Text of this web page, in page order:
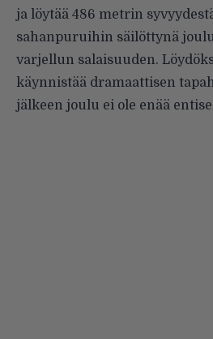
ja löytää 486 metrin
sahanpuruihin säilöttynä
varjellun salaisuuden.
käynnistää dramaattisen
jälkeen joulu ei ole enää